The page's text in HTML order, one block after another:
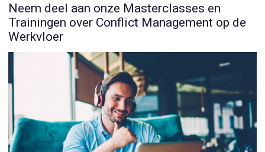
Neem deel aan onze Masterclasses en
Trainingen over Conflict Management op de
Werkvloer